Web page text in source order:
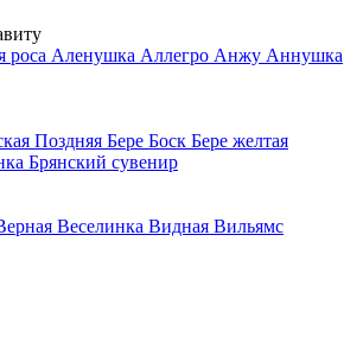
роса Аленушка Аллегро Анжу Аннушка
Поздняя Бере Боск Бере желтая
Брянский сувенир
Веселинка Видная Вильямс